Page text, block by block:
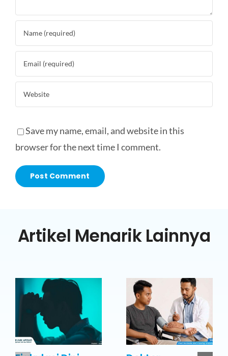
Save my name, email, and website in this
browser for the next time I comment.
Artikel Menarik Lainnya